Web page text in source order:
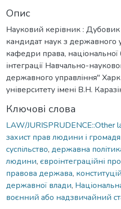
Опис
Науковий керівник :
кандидат наук з державного
кафедри права, національної
інтеграції Навчально-
державного управління"
університету імені В.Н.
Ключові слова
LAW/JURISPRUDENCE::Other
захист прав людини і
суспільство, державна
людини, євроінтеграційні
правова держава,
державної влади,
воєнний або надзвичайний